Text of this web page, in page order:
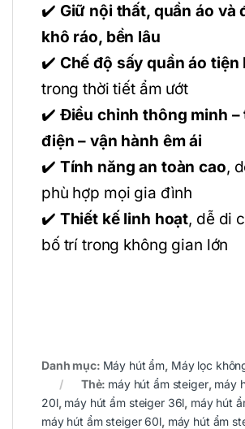
✔️ Giữ nội thất, quần áo và
khô ráo, bền lâu
✔️ Chế độ sấy quần áo tiện
trong thời tiết ẩm ướt
✔️ Điều chỉnh thông minh –
điện – vận hành êm ái
✔️ Tính năng an toàn cao,
phù hợp mọi gia đình
✔️ Thiết kế linh hoạt, dễ di
bố trí trong không gian lớn
Danh mục: Máy hút ẩm, Máy lọc
Thẻ: máy hút ẩm steiger, máy
20l, máy hút ẩm steiger 36l, máy hút
máy hút ẩm steiger 60l, máy hút ẩm